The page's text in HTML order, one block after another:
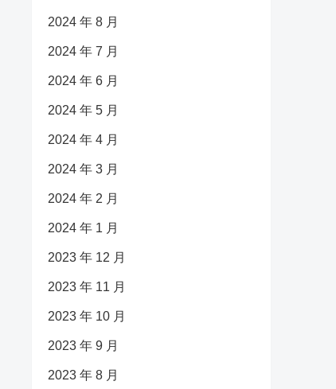
2024 年 8 月
2024 年 7 月
2024 年 6 月
2024 年 5 月
2024 年 4 月
2024 年 3 月
2024 年 2 月
2024 年 1 月
2023 年 12 月
2023 年 11 月
2023 年 10 月
2023 年 9 月
2023 年 8 月